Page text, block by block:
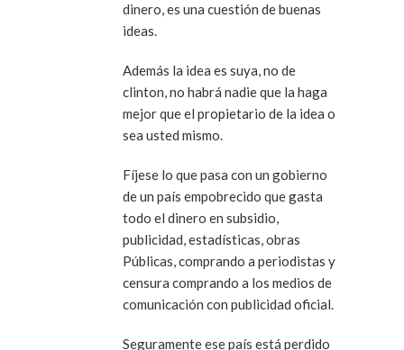
dinero, es una cuestión de buenas
ideas.
Además la idea es suya, no de
clinton, no habrá nadie que la haga
mejor que el propietario de la idea o
sea usted mismo.
Fíjese lo que pasa con un gobierno
de un país empobrecido que gasta
todo el dinero en subsidio,
publicidad, estadísticas, obras
Públicas, comprando a periodistas y
censura comprando a los medios de
comunicación con publicidad oficial.
Seguramente ese país está perdido